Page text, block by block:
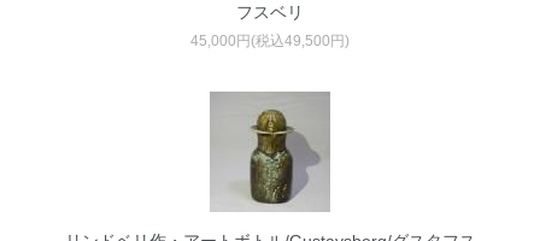
フスベリ
45,000円(税込49,500円)